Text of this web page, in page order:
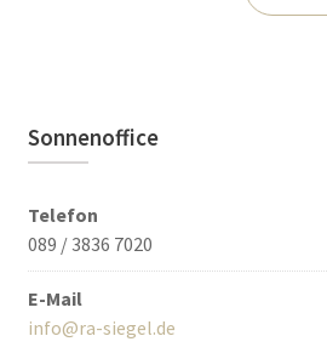
Sonnenoffice
Telefon
089 / 3836 7020
E-Mail
info@ra-siegel.de